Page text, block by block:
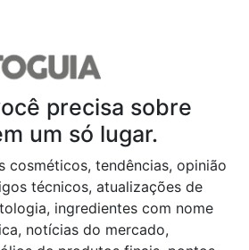
precisa sobre
um só lugar.
cosméticos, tendências, opinião
técnicos, atualizações de
ingredientes com nome
notícias do mercado,